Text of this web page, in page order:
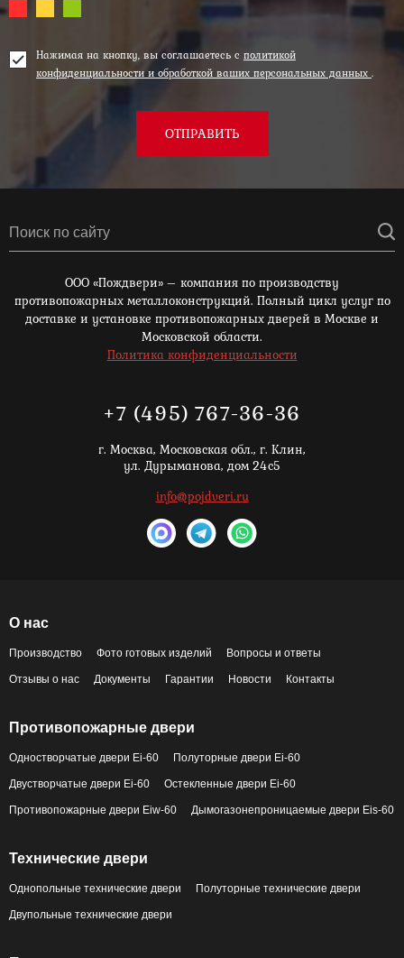
Нажимая на кнопку, вы соглашаетесь с политикой
конфиденциальности и обработкой ваших персональных данных .
ОТПРАВИТЬ
ООО «Пождвери» – компания по производству
противопожарных металлоконструкций. Полный цикл услуг по
доставке и установке противопожарных дверей в Москве и
Московской области.
Политика конфиденциальности
+7 (495) 767-36-36
г. Москва, Московская обл., г. Клин,
ул. Дурыманова, дом 24с5
info@pojdveri.ru
О нас
Производство Фото готовых изделий Вопросы и ответы
Отзывы о нас Документы Гарантии Новости Контакты
Противопожарные двери
Одностворчатые двери Ei-60 Полуторные двери Ei-60
Двустворчатые двери Ei-60 Остекленные двери Ei-60
Противопожарные двери Eiw-60 Дымогазонепроницаемые двери Eis-60
Технические двери
Однопольные технические двери Полуторные технические двери
Двупольные технические двери